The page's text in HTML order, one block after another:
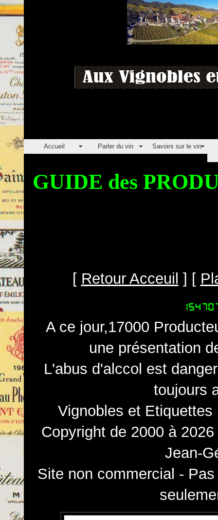
Accueil Parler du vin Savoirs sur le vin
GUIDE des
[ Retour Acceuil ] [
A ce jour,17000
une présentation
L'abus d'alccol est
toujours
Vignobles et
Copyright de 2000 à
Jean-
Site non commercial -